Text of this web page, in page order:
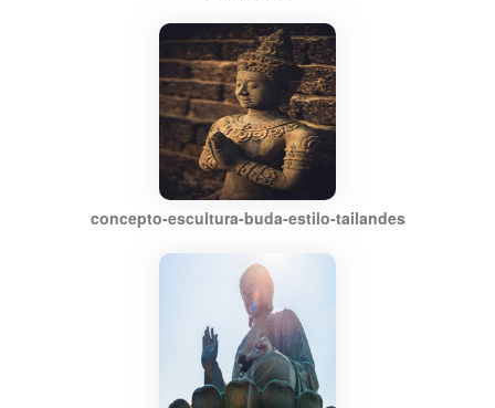
concepto-escultura-buda-estilo-tailandes